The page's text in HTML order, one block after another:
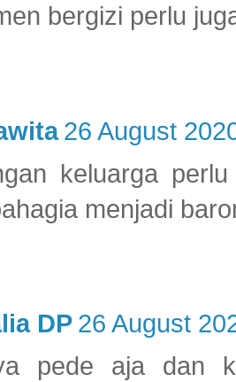
bergizi perlu
26 August
keluarga
menjadi
DP 26 August
pede aja dan